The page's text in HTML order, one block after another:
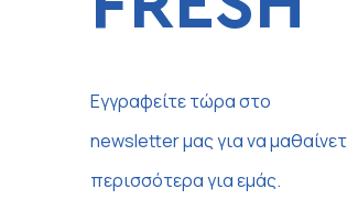
Εγγραφείτε τώρα στο
newsletter μας για να
περισσότερα για εμάς.